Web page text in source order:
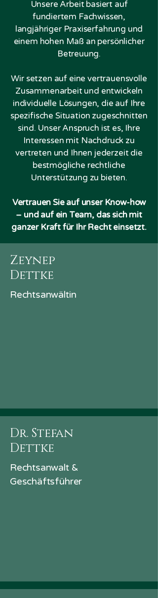
Unsere Arbeit basiert auf
fundiertem Fachwissen,
langjähriger Praxiserfahrung und
einem hohen Maß an persönlicher
Betreuung.
Wir setzen auf eine vertrauensvolle
Zusammenarbeit und entwickeln
individuelle Lösungen, die auf Ihre
spezifische Situation zugeschnitten
sind. Unser Anspruch ist es, Ihre
Interessen mit Nachdruck zu
vertreten und Ihnen jederzeit die
bestmögliche rechtliche
Unterstützung zu bieten.
Vertrauen Sie auf unser Know-how
– und auf ein Team, das sich mit
ganzer Kraft für Ihr Recht einsetzt.
Zeynep
Dettke
Rechtsanwältin
Dr. Stefan
Dettke
Rechtsanwalt &
Geschäftsführer